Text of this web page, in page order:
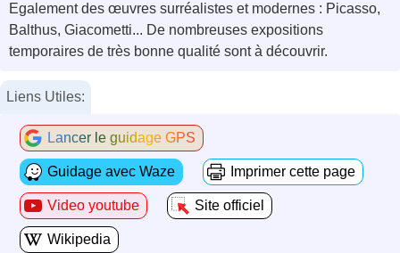
Egalement des œuvres surréalistes et modernes : Picasso,
Balthus, Giacometti... De nombreuses expositions
temporaires de très bonne qualité sont à découvrir.
Liens Utiles:
Lancer le guidage GPS
Guidage avec Waze Imprimer cette page
Video youtube Site officiel
Wikipedia